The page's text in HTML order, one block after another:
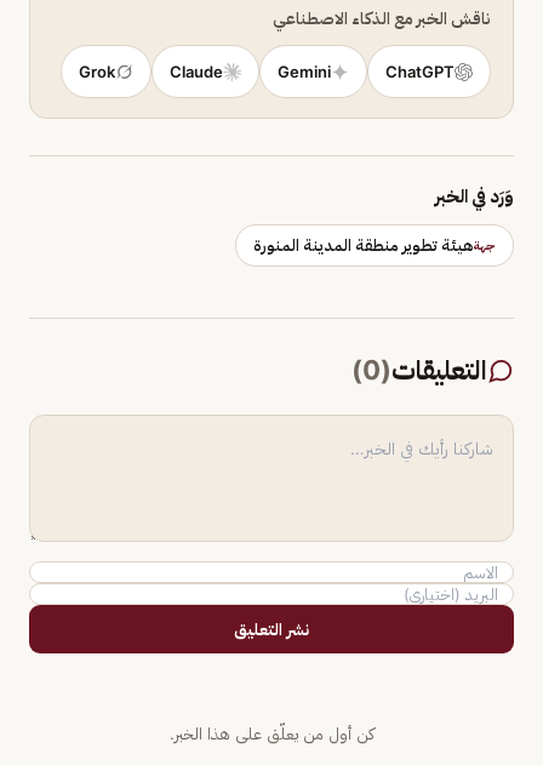
ناقش الخبر مع الذكاء الاصطناعي
ChatGPT
Gemini
Claude
Grok
وَرَد في الخبر
جهةهيئة تطوير منطقة المدينة المنورة
التعليقات(
0
)
نشر التعليق
كن أول من يعلّق على هذا الخبر.